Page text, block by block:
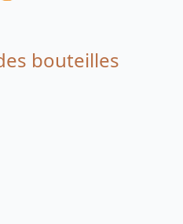
bouteilles